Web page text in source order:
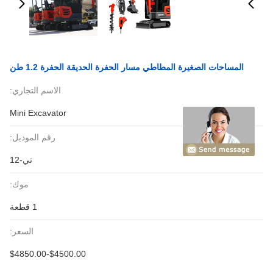
المساحات الصغيرة المطاطي مسار الحفرة الحديقة الحفرة 1.2 طن
الاسم التجاري:
Mini Excavator
رقم الموديل:
تي-12
موك:
السعر:
$4500.00-$4850.00